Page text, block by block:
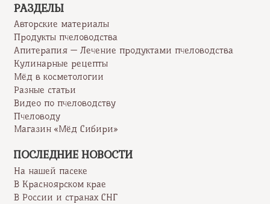
РАЗДЕЛЫ
Авторские материалы
Продукты пчеловодства
Апитерапия — Лечение продуктами пчеловодства
Кулинарные рецепты
Мёд в косметологии
Разные статьи
Видео по пчеловодству
Пчеловоду
Магазин «Мёд Сибири»
ПОСЛЕДНИЕ НОВОСТИ
На нашей пасеке
В Красноярском крае
В России и странах СНГ